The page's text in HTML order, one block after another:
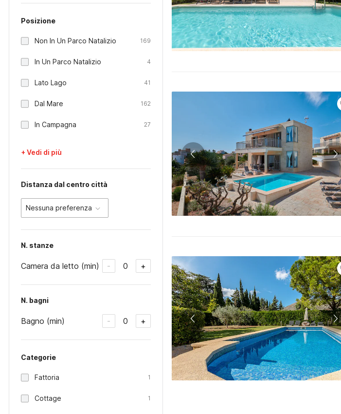
Posizione
Non In Un Parco Natalizio 169
In Un Parco Natalizio 4
Lato Lago 41
Dal Mare 162
In Campagna 27
+ Vedi di più
Distanza dal centro città
Nessuna preferenza
N. stanze
Camera da letto (min) - 0 +
N. bagni
Bagno (min) - 0 +
Categorie
Fattoria 1
Cottage 1